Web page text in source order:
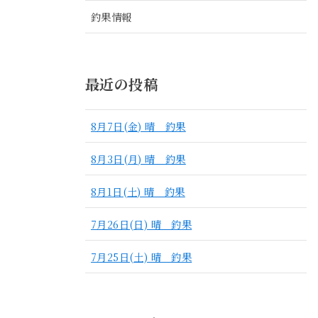
釣果情報
最近の投稿
8月7日(金) 晴 釣果
8月3日(月) 晴 釣果
8月1日(土) 晴 釣果
7月26日(日) 晴 釣果
7月25日(土) 晴 釣果